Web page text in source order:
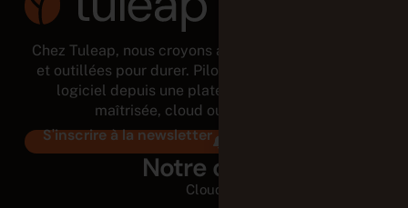
Chez Tuleap, nous croyons aux équipes autonomes
et outillées pour durer. Pilotez tout le cycle de vie
logiciel depuis une plateforme modulaire et
maîtrisée, cloud ou on-premises.
S'inscrire à la newsletter
Notre offre
Cloud